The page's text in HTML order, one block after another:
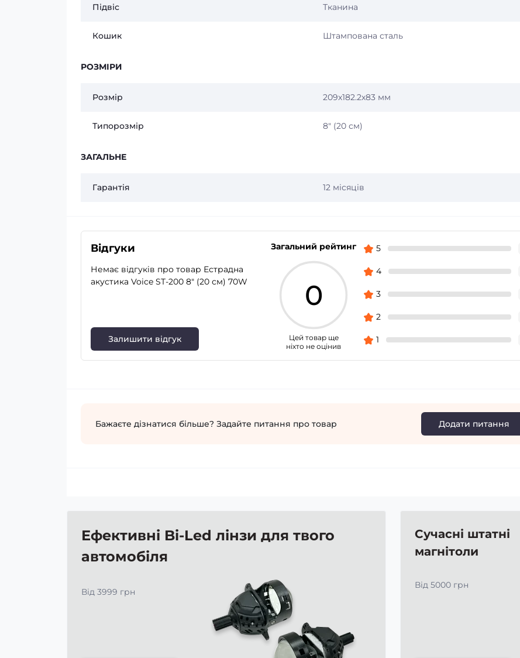
Підвіс Тканина
Кошик Штампована сталь
РОЗМІРИ
Розмір 209х182.2х83 мм
Типорозмір 8″ (20 см)
ЗАГАЛЬНЕ
Гарантія 12 місяців
Відгуки
Немає відгуків про товар Естрадна
акустика Voice ST-200 8″ (20 см) 70W
Залишити відгук
Загальний рейтинг
0
Цей товар ще
ніхто не оцінив
5
4
3
2
1
Бажаєте дізнатися більше? Задайте питання про товар Додати питання
Ефективні Bi-Led лінзи для твого
автомобіля
Від 3999 грн
Сучасні штатні
магнітоли
Від 5000 грн